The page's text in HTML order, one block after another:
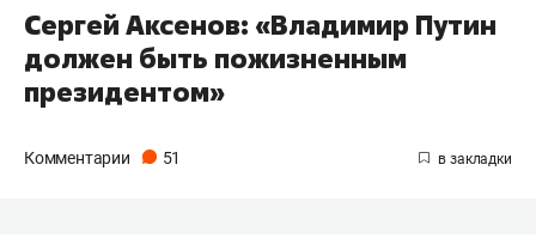
Сергей Аксенов: «Владимир Путин
должен быть пожизненным
президентом»
Комментарии 51